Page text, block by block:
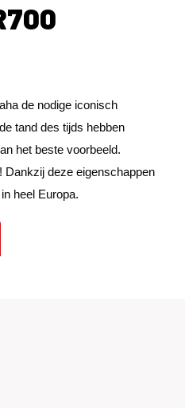
de nodige iconisch
tand des tijds hebben
het beste voorbeeld.
Dankzij deze eigenschappen
heel Europa.